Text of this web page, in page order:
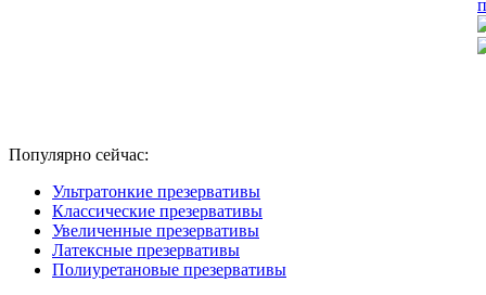
Популярно сейчас:
Ультратонкие презервативы
Классические презервативы
Увеличенные презервативы
Латексные презервативы
Полиуретановые презервативы